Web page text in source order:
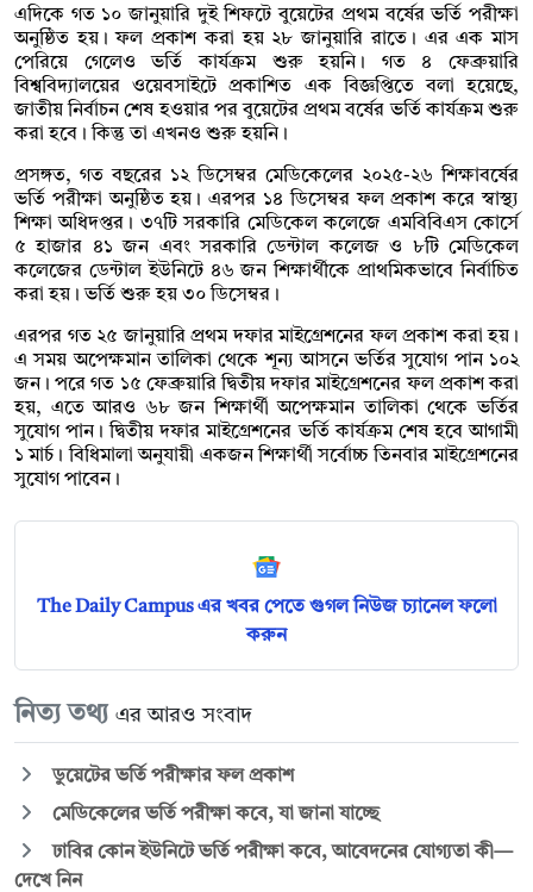
এদিকে গত ১০ জানুয়ারি দুই শিফটে বুয়েটের প্রথম বর্ষের ভর্তি পরীক্ষা
অনুষ্ঠিত হয়। ফল প্রকাশ করা হয় ২৮ জানুয়ারি রাতে। এর এক মাস
পেরিয়ে গেলেও ভর্তি কার্যক্রম শুরু হয়নি। গত ৪ ফেব্রুয়ারি
বিশ্ববিদ্যালয়ের ওয়েবসাইটে প্রকাশিত এক বিজ্ঞপ্তিতে বলা হয়েছে,
জাতীয় নির্বাচন শেষ হওয়ার পর বুয়েটের প্রথম বর্ষের ভর্তি কার্যক্রম শুরু
করা হবে। কিন্তু তা এখনও শুরু হয়নি।
প্রসঙ্গত, গত বছরের ১২ ডিসেম্বর মেডিকেলের ২০২৫-২৬ শিক্ষাবর্ষের
ভর্তি পরীক্ষা অনুষ্ঠিত হয়। এরপর ১৪ ডিসেম্বর ফল প্রকাশ করে স্বাস্থ্য
শিক্ষা অধিদপ্তর। ৩৭টি সরকারি মেডিকেল কলেজে এমবিবিএস কোর্সে
৫ হাজার ৪১ জন এবং সরকারি ডেন্টাল কলেজ ও ৮টি মেডিকেল
কলেজের ডেন্টাল ইউনিটে ৪৬ জন শিক্ষার্থীকে প্রাথমিকভাবে নির্বাচিত
করা হয়। ভর্তি শুরু হয় ৩০ ডিসেম্বর।
এরপর গত ২৫ জানুয়ারি প্রথম দফার মাইগ্রেশনের ফল প্রকাশ করা হয়।
এ সময় অপেক্ষমান তালিকা থেকে শূন্য আসনে ভর্তির সুযোগ পান ১০২
জন। পরে গত ১৫ ফেব্রুয়ারি দ্বিতীয় দফার মাইগ্রেশনের ফল প্রকাশ করা
হয়, এতে আরও ৬৮ জন শিক্ষার্থী অপেক্ষমান তালিকা থেকে ভর্তির
সুযোগ পান। দ্বিতীয় দফার মাইগ্রেশনের ভর্তি কার্যক্রম শেষ হবে আগামী
১ মার্চ। বিধিমালা অনুযায়ী একজন শিক্ষার্থী সর্বোচ্চ তিনবার মাইগ্রেশনের
সুযোগ পাবেন।
The Daily Campus এর খবর পেতে গুগল নিউজ চ্যানেল ফলো
করুন
নিত্য তথ্য এর আরও সংবাদ
ডুয়েটের ভর্তি পরীক্ষার ফল প্রকাশ
মেডিকেলের ভর্তি পরীক্ষা কবে, যা জানা যাচ্ছে
ঢাবির কোন ইউনিটে ভর্তি পরীক্ষা কবে, আবেদনের যোগ্যতা কী—
দেখে নিন